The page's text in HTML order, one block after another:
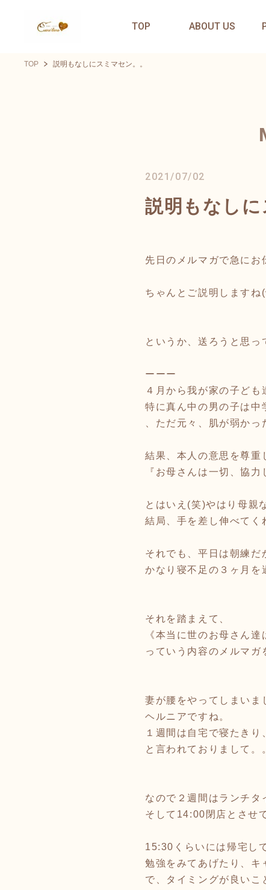
TOP ABOUT US
TOP 説明もなしにスミマセン。。
2021/07/02
説明もなしに
先日のメルマガで急にお
ちゃんとご説明しますね
というか、送ろうと思っ
ーーー
４月から我が家の子ども
特に真ん中の男の子は
、ただ元々、肌が弱か
結果、本人の意思を尊重
『お母さんは一切、協
とはいえ(笑)やはり母親
結局、手を差し伸べてく
それでも、平日は朝練だ
かなり寝不足の３ヶ月を
それを踏まえて、
《本当に世のお母さん達
っていう内容のメルマガ
妻が腰をやってしまいま
ヘルニアですね。
１週間は自宅で寝たき
と言われておりまして。
なので２週間はランチタ
そして14:00閉店とさせ
15:30くらいには帰宅し
勉強をみてあげたり、キ
で、タイミングが良いこ